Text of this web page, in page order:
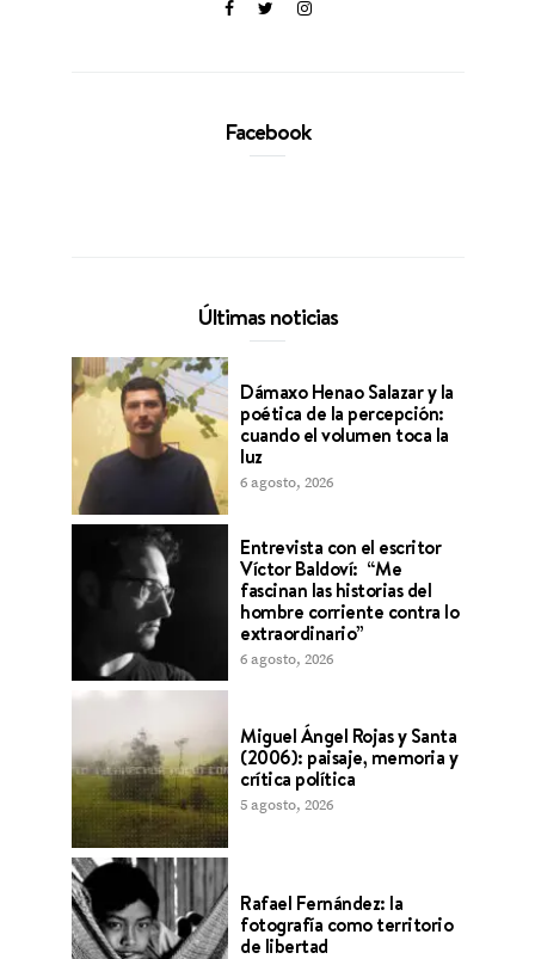
Facebook
Últimas noticias
Dámaxo Henao Salazar y la
poética de la percepción:
cuando el volumen toca la
luz
6 agosto, 2026
Entrevista con el escritor
Víctor Baldoví: “Me
fascinan las historias del
hombre corriente contra lo
extraordinario”
6 agosto, 2026
Miguel Ángel Rojas y Santa
(2006): paisaje, memoria y
crítica política
5 agosto, 2026
Rafael Fernández: la
fotografía como territorio
de libertad